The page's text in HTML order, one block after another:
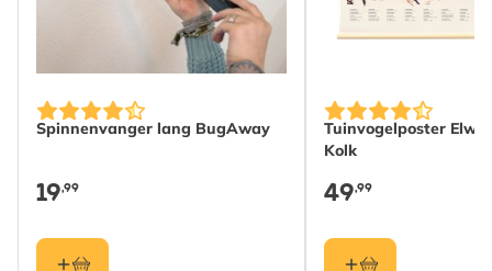
Altijd de juiste kaart bij de hand: 10 kaarten in 5
verschillende ontwerpen, netjes geordend voor snelle
kies-en-stuur-momenten.
Veel ruimte om je gedachten te delen: blanco
binnenkant voor persoonlijke berichten, groot of klein.
Premium gevoel: inclusief 10 hoogwaardige
enveloppen en geleverd in een herbruikbare
Geschikt als cadeau en een bron van vreugde: een
Spinnenvanger lang BugAway
19,99
Tuinvogelposter
Kolk
49,99